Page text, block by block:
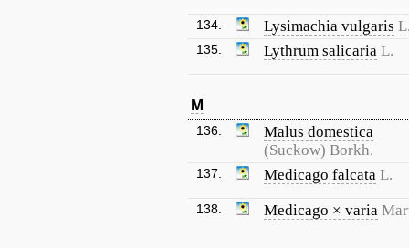
134. Lysimachia vulgaris
135. Lythrum salicaria L.
M
136.
Malus domestica
(Suckow) Borkh.
137. Medicago falcata L.
138. Medicago × varia